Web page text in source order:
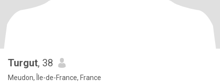
Turgut, 38
Meudon, Île-de-France, France